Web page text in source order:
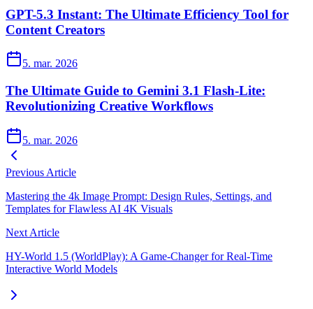
GPT-5.3 Instant: The Ultimate Efficiency Tool for
Content Creators
5. mar. 2026
The Ultimate Guide to Gemini 3.1 Flash-Lite:
Revolutionizing Creative Workflows
5. mar. 2026
Previous Article
Mastering the 4k Image Prompt: Design Rules, Settings, and
Templates for Flawless AI 4K Visuals
Next Article
HY-World 1.5 (WorldPlay): A Game-Changer for Real-Time
Interactive World Models